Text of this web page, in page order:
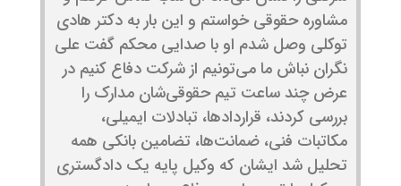
مشاوره حقوقی خواستم و این بار به دکتر هادی
توکلی وصل شدم او با صدایی محکم گفت علی
نگران نباش ما می‌تونیم از شرکت دفاع کنیم در
عرض چند ساعت تیم حقوقی‌شان مدارک را
بررسی کردند، قراردادها، تبادلات ایمیلی،
مکاتبات فنی، ضمانت‌ها، تضامین بانکی همه
تحلیل شد ایشان که وکیل پایه یک دادگستری